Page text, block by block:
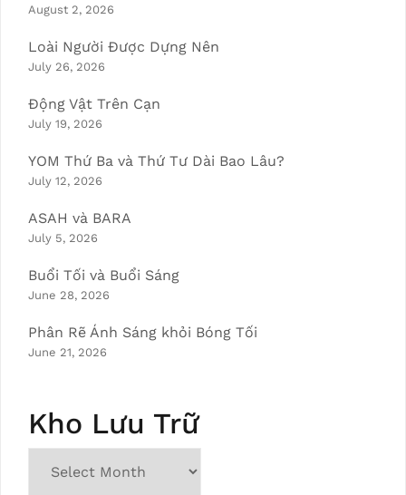
August 2, 2026
Loài Người Được Dựng Nên
July 26, 2026
Động Vật Trên Cạn
July 19, 2026
YOM Thứ Ba và Thứ Tư Dài Bao Lâu?
July 12, 2026
ASAH và BARA
July 5, 2026
Buổi Tối và Buổi Sáng
June 28, 2026
Phân Rẽ Ánh Sáng khỏi Bóng Tối
June 21, 2026
Kho Lưu Trữ